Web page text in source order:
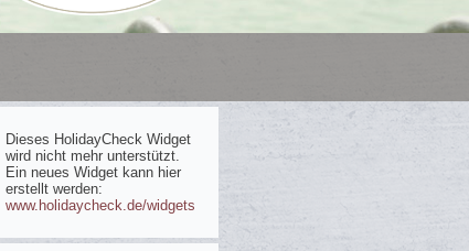
Dieses HolidayCheck Widget
wird nicht mehr unterstützt.
Ein neues Widget kann hier
erstellt werden:
www.holidaycheck.de/widgets